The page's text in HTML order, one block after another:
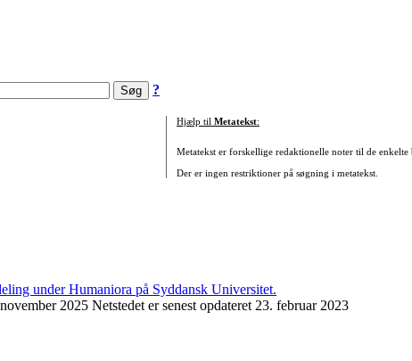
?
Hjælp til Metatekst:
Metatekst er forskellige redaktionelle noter til de enkelte
Der er ingen restriktioner på søgning i metatekst.
2025 Netstedet er senest opdateret 23. februar 2023